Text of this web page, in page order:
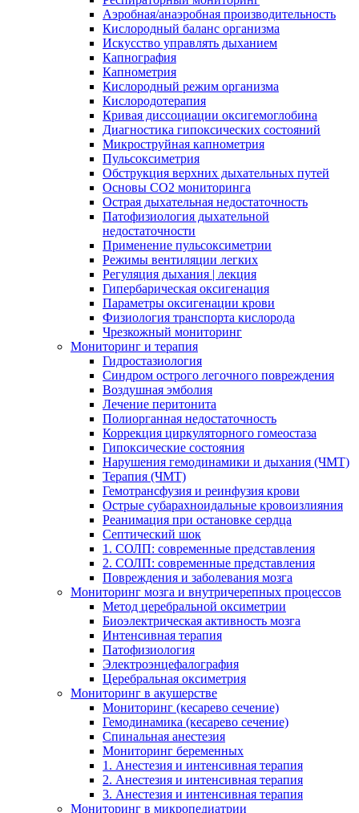
Аэробная/анаэробная производительность
Кислородный баланс организма
Искусство управлять дыханием
Капнография
Капнометрия
Кислородный режим организма
Кислородотерапия
Кривая диссоциации оксигемоглобина
Диагностика гипоксических состояний
Микроструйная капнометрия
Пульсоксиметрия
Обструкция верхних дыхательных путей
Основы СО2 мониторинга
Острая дыхательная недостаточность
Патофизиология дыхательной
недостаточности
Применение пульсоксиметрии
Режимы вентиляции легких
Регуляция дыхания | лекция
Гипербарическая оксигенация
Параметры оксигенации крови
Физиология транспорта кислорода
Чрезкожный мониторинг
Мониторинг и терапия
Гидростазиология
Cиндром острого легочного повреждения
Воздушная эмболия
Лечение перитонита
Полиорганная недостаточность
Коррекция циркуляторного гомеостаза
Гипоксические состояния
Нарушения гемодинамики и дыхания (ЧМТ)
Терапия (ЧМТ)
Гемотрансфузия и реинфузия крови
Острые субарахноидальные кровоизлияния
Реанимация при остановке сердца
Септический шок
1. СОЛП: современные представления
2. СОЛП: современные представления
Повреждения и заболевания мозга
Мониторинг мозга и внутричерепных процессов
Метод церебральной оксиметрии
Биоэлектрическая активность мозга
Интенсивная терапия
Патофизиология
Электроэнцефалография
Церебральная оксиметрия
Мониторинг в акушерстве
Мониторинг (кесарево сечение)
Гемодинамика (кесарево сечение)
Спинальная анестезия
Мониторинг беременных
1. Анестезия и интенсивная терапия
2. Анестезия и интенсивная терапия
3. Анестезия и интенсивная терапия
Мониторинг в микропедиатрии